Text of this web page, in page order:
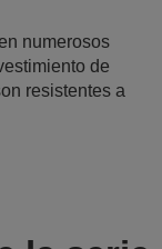
numerosos
de
resistentes a